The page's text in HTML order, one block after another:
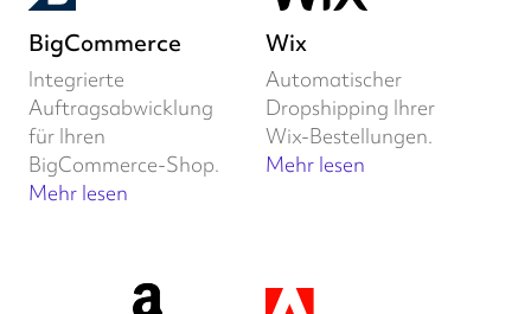
BigCommerce
Integrierte
Auftragsabwicklung
für Ihren
BigCommerce-Shop.
Mehr lesen
Wix
Automatischer
Dropshipping Ihrer
Wix-Bestellungen.
Mehr lesen